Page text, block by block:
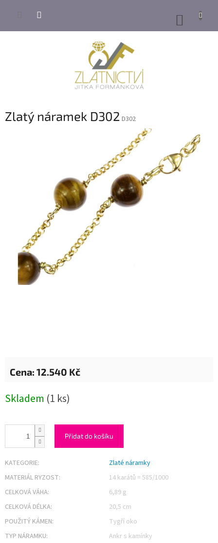
KOŠÍK
Zlatý náramek D302 D302
12.540 Kč
cena:
Skladem (1 ks)
Přidat do košíku
KATEGORIE:
Zlaté náramky
MATERIÁL RYZOST:
14 karátů = 585/1000
CELKOVÁ VÁHA:
6,89 g
CELKOVÁ DÉLKA:
20,5 cm
POUŽITÝ KÁMEN:
Tygří oko
TYP NÁRAMKU:
Ankr s kamínky